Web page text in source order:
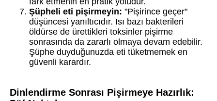
Şüpheli eti pişirmeyin: "Pişirince geçer"
düşüncesi yanıltıcıdır. Isı bazı bakterileri
öldürse de ürettikleri toksinler pişirme
sonrasında da zararlı olmaya devam edebilir.
Şüphe duyduğunuzda eti tüketmemek en
güvenli karardır.
Dinlendirme Sonrası Pişirmeye Hazırlık: